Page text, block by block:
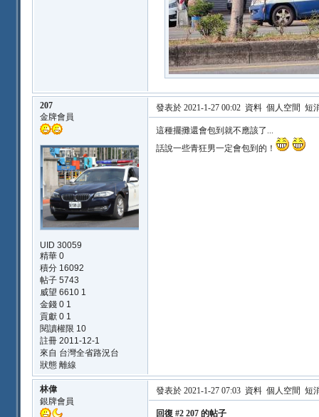
207
金牌會員
UID 30059
精華 0
積分 16092
帖子 5743
威望 6610 1
金錢 0 1
貢獻 0 1
閱讀權限 10
註冊 2011-12-1
來自 台灣全省路況台
狀態 離線
發表於 2021-1-27 00:02 資料 個人空間 短
這種擺攤還會包到就不應該了...
話說一些青狂男一定會包到的！
林偉
銀牌會員
發表於 2021-1-27 07:03 資料 個人空間 短
回復 #2 207 的帖子